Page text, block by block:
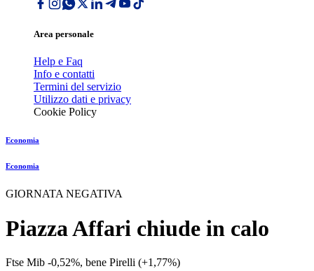
Area personale
Help e Faq
Info e contatti
Termini del servizio
Utilizzo dati e privacy
Cookie Policy
Economia
Economia
GIORNATA NEGATIVA
Piazza Affari chiude in calo
Ftse Mib -0,52%, bene Pirelli (+1,77%)